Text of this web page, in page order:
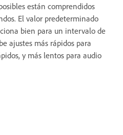
están comprendidos
El valor predeterminado
bien para un intervalo de
ajustes más rápidos para
y más lentos para audio